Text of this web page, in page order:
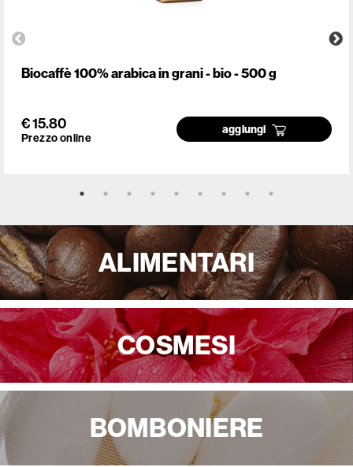
Biocaffè 100% arabica in grani - bio - 500 g
€ 15.80
Prezzo online
aggiungi
ALIMENTARI
COSMESI
BOMBONIERE